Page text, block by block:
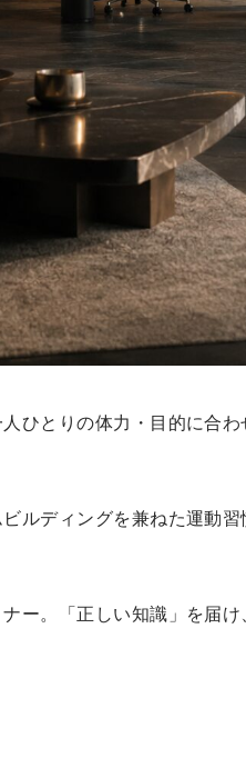
ひとりの体力・目的に合
ルディングを兼ねた運動
ー。「正しい知識」を届